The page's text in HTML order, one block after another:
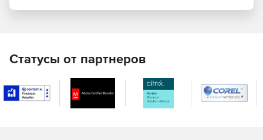
электронной почты, Clearswift SECURE Email Gateway
определенному содержимому внутри письма. Например,
встречаются некоторые ключевые слова и фразы,
определенные как конфиденциальные. Кроме того,
шифрование может включаться при наличии в письме
Статусы от партнеров